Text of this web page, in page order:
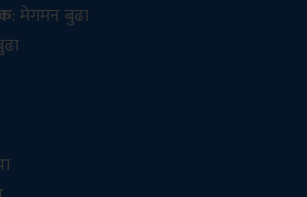
: मेगमन बुढा